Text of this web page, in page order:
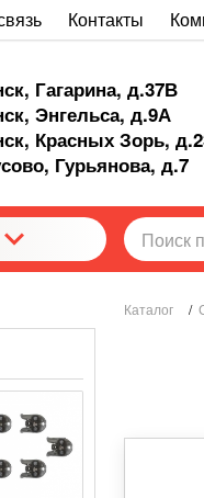
Контакты
Гагарина, д.37В
Энгельса, д.9А
Красных Зорь,
Гурьянова, д.7
Каталог /